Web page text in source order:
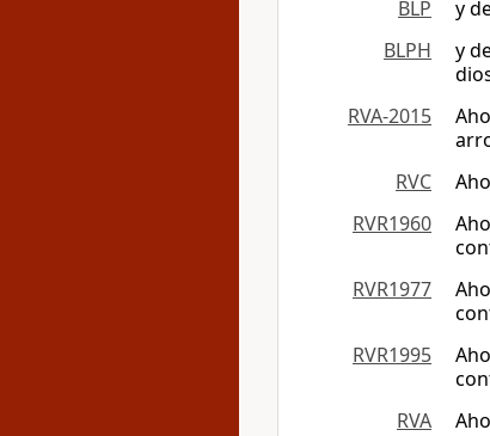
BLP
y
BLPH
y
RVA-2015
RVC
RVR1960
RVR1977
RVR1995
RVA